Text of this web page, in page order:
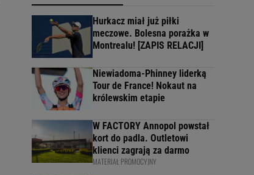
Hurkacz miał już piłki
meczowe. Bolesna porażka w
Montrealu! [ZAPIS RELACJI]
Niewiadoma-Phinney liderką
Tour de France! Nokaut na
królewskim etapie
W FACTORY Annopol powstał
kort do padla. Outletowi
klienci zagrają za darmo
MATERIAŁ PROMOCYJNY